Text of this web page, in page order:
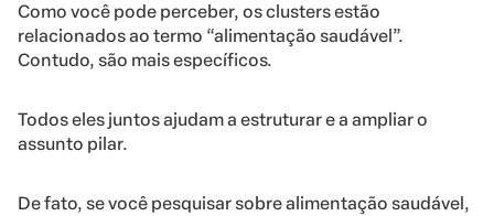
Como você pode perceber, os clusters estão
relacionados ao termo “alimentação saudável”.
Contudo, são mais específicos.
Todos eles juntos ajudam a estruturar e a ampliar o
assunto pilar.
De fato, se você pesquisar sobre alimentação saudável,